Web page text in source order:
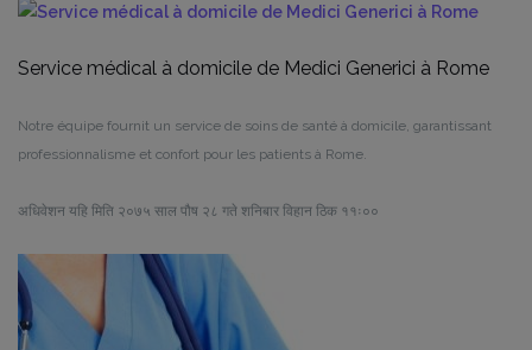
Service médical à domicile de Medici Generici à Rome
Notre équipe fournit un service de soins de santé à domicile, garantissant
professionnalisme et confort pour les patients à Rome.
अधिवेशन यहि मिति २०७५ साल पौष २८ गते शनिबार विहान ठिक ११ः००